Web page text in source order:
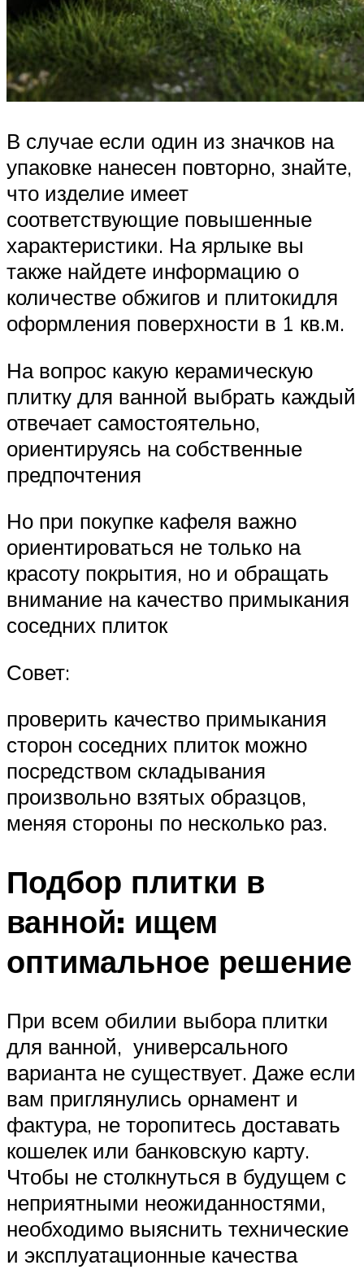
В случае если один из значков на
упаковке нанесен повторно, знайте,
что изделие имеет
соответствующие повышенные
характеристики. На ярлыке вы
также найдете информацию о
количестве обжигов и плитокидля
оформления поверхности в 1 кв.м.
На вопрос какую керамическую
плитку для ванной выбрать каждый
отвечает самостоятельно,
ориентируясь на собственные
предпочтения
Но при покупке кафеля важно
ориентироваться не только на
красоту покрытия, но и обращать
внимание на качество примыкания
соседних плиток
Совет:
проверить качество примыкания
сторон соседних плиток можно
посредством складывания
произвольно взятых образцов,
меняя стороны по несколько раз.
Подбор плитки в
ванной: ищем
оптимальное решение
При всем обилии выбора плитки
для ванной, универсального
варианта не существует. Даже если
вам приглянулись орнамент и
фактура, не торопитесь доставать
кошелек или банковскую карту.
Чтобы не столкнуться в будущем с
неприятными неожиданностями,
необходимо выяснить технические
и эксплуатационные качества